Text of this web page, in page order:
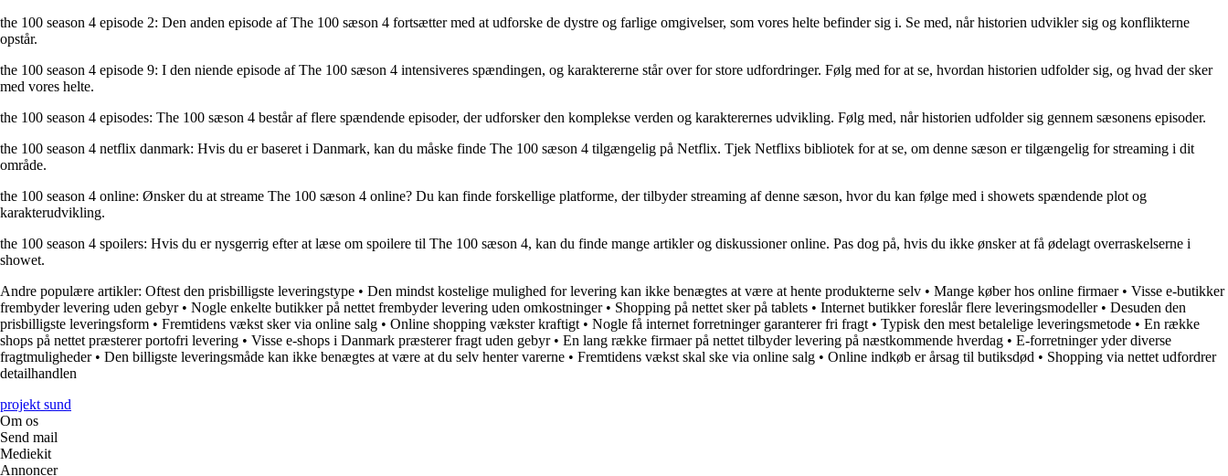
the 100 season 4 episode 2: Den anden episode af The 100 sæson 4 fortsætter med at udforske de dystre og farlige omgivelser, som vores helte befinder sig i. Se med, når historien udvikler sig og konflikterne
opstår.
the 100 season 4 episode 9: I den niende episode af The 100 sæson 4 intensiveres spændingen, og karaktererne står over for store udfordringer. Følg med for at se, hvordan historien udfolder sig, og hvad der sker
med vores helte.
the 100 season 4 episodes: The 100 sæson 4 består af flere spændende episoder, der udforsker den komplekse verden og karakterernes udvikling. Følg med, når historien udfolder sig gennem sæsonens episoder.
the 100 season 4 netflix danmark: Hvis du er baseret i Danmark, kan du måske finde The 100 sæson 4 tilgængelig på Netflix. Tjek Netflixs bibliotek for at se, om denne sæson er tilgængelig for streaming i dit
område.
the 100 season 4 online: Ønsker du at streame The 100 sæson 4 online? Du kan finde forskellige platforme, der tilbyder streaming af denne sæson, hvor du kan følge med i showets spændende plot og
karakterudvikling.
the 100 season 4 spoilers: Hvis du er nysgerrig efter at læse om spoilere til The 100 sæson 4, kan du finde mange artikler og diskussioner online. Pas dog på, hvis du ikke ønsker at få ødelagt overraskelserne i
showet.
Andre populære artikler: Oftest den prisbilligste leveringstype • Den mindst kostelige mulighed for levering kan ikke benægtes at være at hente produkterne selv • Mange køber hos online firmaer• Visse e-butikker
frembyder levering uden gebyr• Nogle enkelte butikker på nettet frembyder levering uden omkostninger• Shopping på nettet sker på tablets • Internet butikker foreslår flere leveringsmodeller• Desuden den
prisbilligste leveringsform • Fremtidens vækst sker via online salg • Online shopping vækster kraftigt • Nogle få internet forretninger garanterer fri fragt • Typisk den mest betalelige leveringsmetode • En række
shops på nettet præsterer portofri levering • Visse e-shops i Danmark præsterer fragt uden gebyr• En lang række firmaer på nettet tilbyder levering på næstkommende hverdag • E-forretninger yder diverse
fragtmuligheder• Den billigste leveringsmåde kan ikke benægtes at være at du selv henter varerne • Fremtidens vækst skal ske via online salg • Online indkøb er årsag til butiksdød • Shopping via nettet udfordrer
detailhandlen
projekt sund
Om os
Send mail
Mediekit
Annoncer